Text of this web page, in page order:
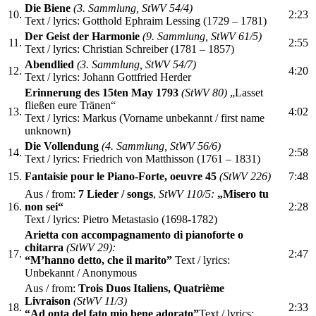
10.
Die Biene (3. Sammlung, StWV 54/4)
Text / lyrics: Gotthold Ephraim Lessing (1729 – 1781)
2:23
11.
Der Geist der Harmonie (9. Sammlung, StWV 61/5)
Text / lyrics: Christian Schreiber (1781 – 1857)
2:55
12.
Abendlied (3. Sammlung, StWV 54/7)
Text / lyrics: Johann Gottfried Herder
4:20
13.
Erinnerung des 15ten May 1793 (StWV 80) „Lasset
fließen eure Tränen“
Text / lyrics: Markus (Vorname unbekannt / first name
unknown)
4:02
14.
Die Vollendung (4. Sammlung, StWV 56/6)
Text / lyrics: Friedrich von Matthisson (1761 – 1831)
2:58
15. Fantaisie pour le Piano-Forte, oeuvre 45 (StWV 226) 7:48
16.
Aus / from: 7 Lieder / songs, StWV 110/5: „Misero tu
non sei“
Text / lyrics: Pietro Metastasio (1698-1782)
2:28
17.
Arietta con accompagnamento di pianoforte o
chitarra (StWV 29):
“M’hanno detto, che il marito” Text / lyrics:
Unbekannt / Anonymous
2:47
18.
Aus / from: Trois Duos Italiens, Quatrième
Livraison (StWV 11/3)
“Ad onta del fato mio bene adorato”Text / lyrics:
2:33